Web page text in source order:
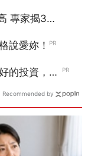
Recommended by